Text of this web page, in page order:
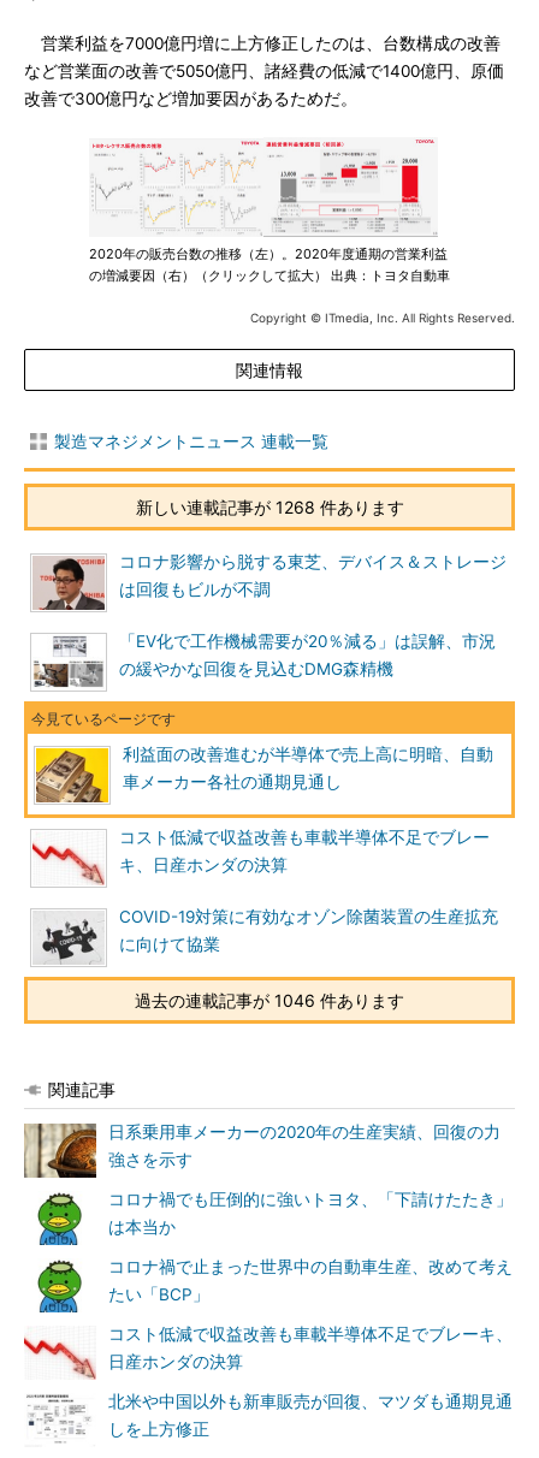
営業利益を7000億円増に上方修正したのは、台数構成の改善
など営業面の改善で5050億円、諸経費の低減で1400億円、原価
改善で300億円など増加要因があるためだ。
2020年の販売台数の推移（左）。2020年度通期の営業利益
の増減要因（右）（クリックして拡大） 出典：トヨタ自動車
Copyright © ITmedia, Inc. All Rights Reserved.
関連情報
製造マネジメントニュース 連載一覧
新しい連載記事が 1268 件あります
コロナ影響から脱する東芝、デバイス＆ストレージ
は回復もビルが不調
「EV化で工作機械需要が20％減る」は誤解、市況
の緩やかな回復を見込むDMG森精機
利益面の改善進むが半導体で売上高に明暗、自動
車メーカー各社の通期見通し
コスト低減で収益改善も車載半導体不足でブレー
キ、日産ホンダの決算
COVID-19対策に有効なオゾン除菌装置の生産拡充
に向けて協業
過去の連載記事が 1046 件あります
関連記事
日系乗用車メーカーの2020年の生産実績、回復の力
強さを示す
コロナ禍でも圧倒的に強いトヨタ、「下請けたたき」
は本当か
コロナ禍で止まった世界中の自動車生産、改めて考え
たい「BCP」
コスト低減で収益改善も車載半導体不足でブレーキ、
日産ホンダの決算
北米や中国以外も新車販売が回復、マツダも通期見通
しを上方修正